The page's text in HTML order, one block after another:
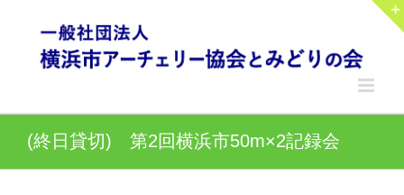
content
(終日貸切) 第2回横浜市50m×2記録会